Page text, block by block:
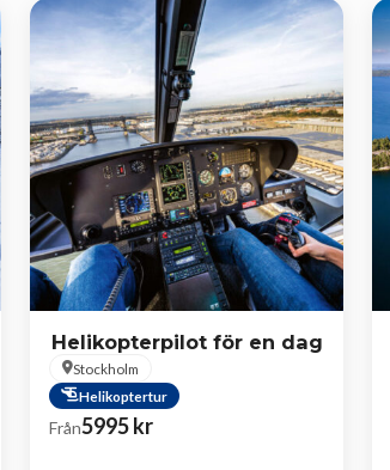
Helikopterpilot för en dag
Stockholm
Helikoptertur
Från5995kr